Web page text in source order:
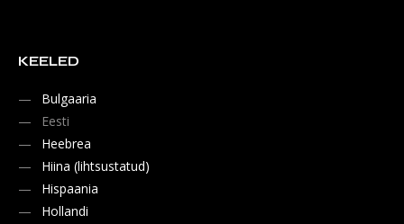
KEELED
Bulgaaria
Eesti
Heebrea
Hiina (lihtsustatud)
Hispaania
Hollandi